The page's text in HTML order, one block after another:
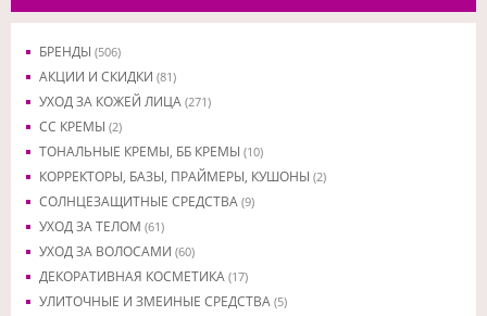
БРЕНДЫ (506)
АКЦИИ И СКИДКИ (81)
УХОД ЗА КОЖЕЙ ЛИЦА (271)
CC КРЕМЫ (2)
ТОНАЛЬНЫЕ КРЕМЫ, ББ КРЕМЫ (10)
КОРРЕКТОРЫ, БАЗЫ, ПРАЙМЕРЫ, КУШОНЫ (2)
СОЛНЦЕЗАЩИТНЫЕ СРЕДСТВА (9)
УХОД ЗА ТЕЛОМ (61)
УХОД ЗА ВОЛОСАМИ (60)
ДЕКОРАТИВНАЯ КОСМЕТИКА (17)
УЛИТОЧНЫЕ И ЗМЕИНЫЕ СРЕДСТВА (5)